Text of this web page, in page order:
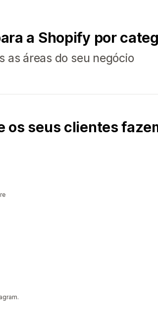
a Shopify por
as áreas do seu negócio
os seus clientes